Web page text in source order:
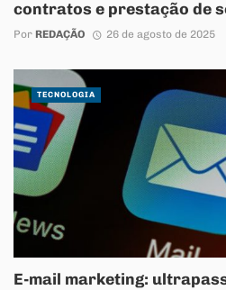
contratos e prestação de
Por REDAÇÃO 26 de agosto de 2025
E-mail marketing:
TECNOLOGIA